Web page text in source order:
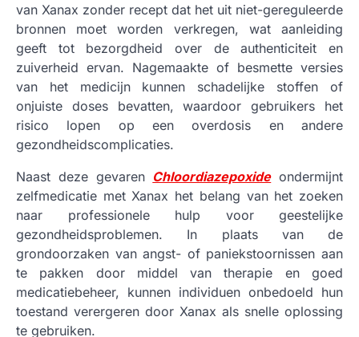
van Xanax zonder recept dat het uit niet-gereguleerde
bronnen moet worden verkregen, wat aanleiding
geeft tot bezorgdheid over de authenticiteit en
zuiverheid ervan. Nagemaakte of besmette versies
van het medicijn kunnen schadelijke stoffen of
onjuiste doses bevatten, waardoor gebruikers het
risico lopen op een overdosis en andere
gezondheidscomplicaties.
Naast deze gevaren Chloordiazepoxideondermijnt
zelfmedicatie met Xanax het belang van het zoeken
naar professionele hulp voor geestelijke
gezondheidsproblemen. In plaats van de
grondoorzaken van angst- of paniekstoornissen aan
te pakken door middel van therapie en goed
medicatiebeheer, kunnen individuen onbedoeld hun
toestand verergeren door Xanax als snelle oplossing
te gebruiken.